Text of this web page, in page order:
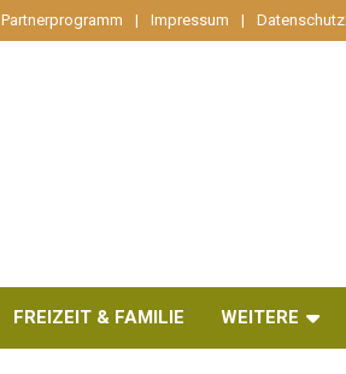
Partnerprogramm Impressum Datenschutz
FREIZEIT & FAMILIE WEITERE